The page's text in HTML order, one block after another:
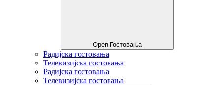
Open Гостовања
Радијска гостовања
Телевизијска гостовања
Радијска гостовања
Телевизијска гостовања